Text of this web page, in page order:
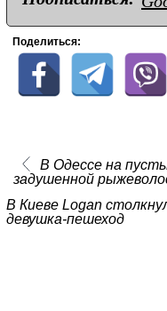
Поделиться:
В Одессе на
задушенной
В Киеве Logan
девушка-пешеход